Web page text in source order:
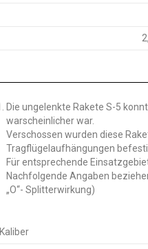
Die ungelenkte Rakete S-5
warscheinlicher war.
Verschossen wurden diese
Tragflügelaufhängungen
Für entsprechende
Nachfolgende Angaben
„O“- Splitterwirkung)
Kaliber